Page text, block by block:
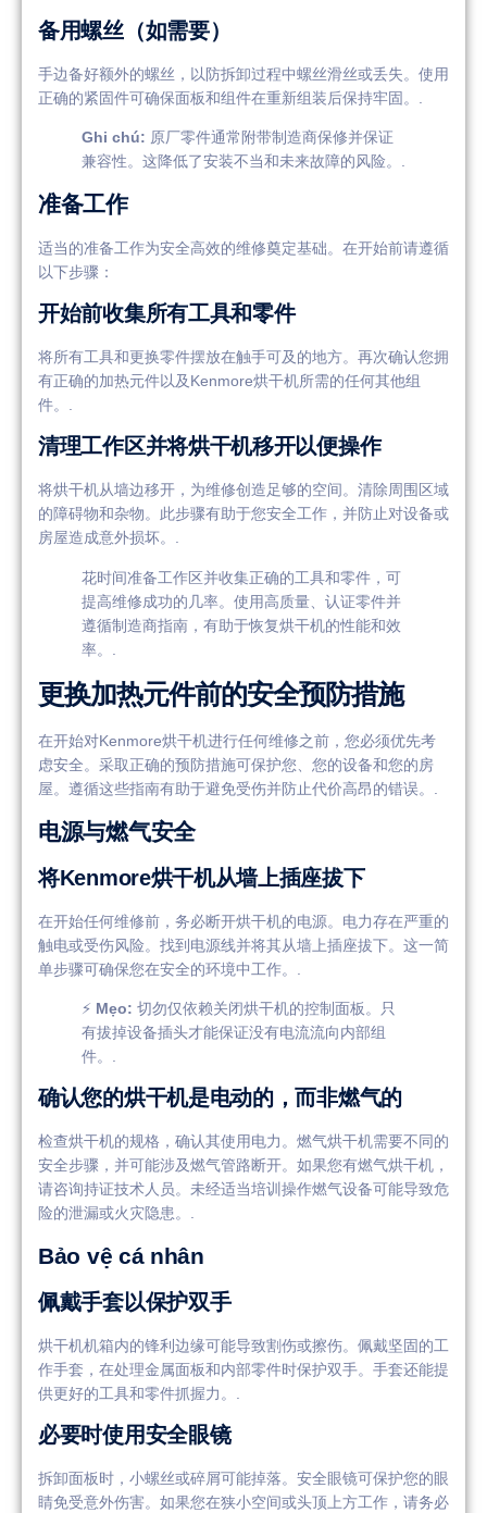
备用螺丝（如需要）
手边备好额外的螺丝，以防拆卸过程中螺丝滑丝或丢失。使用
正确的紧固件可确保面板和组件在重新组装后保持牢固。.
Ghi chú: 原厂零件通常附带制造商保修并保证
兼容性。这降低了安装不当和未来故障的风险。.
准备工作
适当的准备工作为安全高效的维修奠定基础。在开始前请遵循
以下步骤：
开始前收集所有工具和零件
将所有工具和更换零件摆放在触手可及的地方。再次确认您拥
有正确的加热元件以及Kenmore烘干机所需的任何其他组
件。.
清理工作区并将烘干机移开以便操作
将烘干机从墙边移开，为维修创造足够的空间。清除周围区域
的障碍物和杂物。此步骤有助于您安全工作，并防止对设备或
房屋造成意外损坏。.
花时间准备工作区并收集正确的工具和零件，可
提高维修成功的几率。使用高质量、认证零件并
遵循制造商指南，有助于恢复烘干机的性能和效
率。.
更换加热元件前的安全预防措施
在开始对Kenmore烘干机进行任何维修之前，您必须优先考
虑安全。采取正确的预防措施可保护您、您的设备和您的房
屋。遵循这些指南有助于避免受伤并防止代价高昂的错误。.
电源与燃气安全
将Kenmore烘干机从墙上插座拔下
在开始任何维修前，务必断开烘干机的电源。电力存在严重的
触电或受伤风险。找到电源线并将其从墙上插座拔下。这一简
单步骤可确保您在安全的环境中工作。.
⚡ Mẹo: 切勿仅依赖关闭烘干机的控制面板。只
有拔掉设备插头才能保证没有电流流向内部组
件。.
确认您的烘干机是电动的，而非燃气的
检查烘干机的规格，确认其使用电力。燃气烘干机需要不同的
安全步骤，并可能涉及燃气管路断开。如果您有燃气烘干机，
请咨询持证技术人员。未经适当培训操作燃气设备可能导致危
险的泄漏或火灾隐患。.
Bảo vệ cá nhân
佩戴手套以保护双手
烘干机机箱内的锋利边缘可能导致割伤或擦伤。佩戴坚固的工
作手套，在处理金属面板和内部零件时保护双手。手套还能提
供更好的工具和零件抓握力。.
必要时使用安全眼镜
拆卸面板时，小螺丝或碎屑可能掉落。安全眼镜可保护您的眼
睛免受意外伤害。如果您在狭小空间或头顶上方工作，请务必